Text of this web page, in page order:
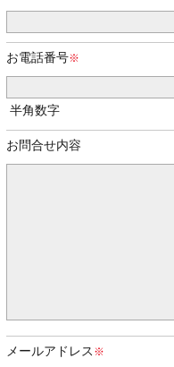
お電話番号
半角数字
お問合せ内容
メールアドレス